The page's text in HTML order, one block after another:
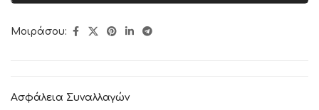
Μοιράσου:
Ασφάλεια Συναλλαγών